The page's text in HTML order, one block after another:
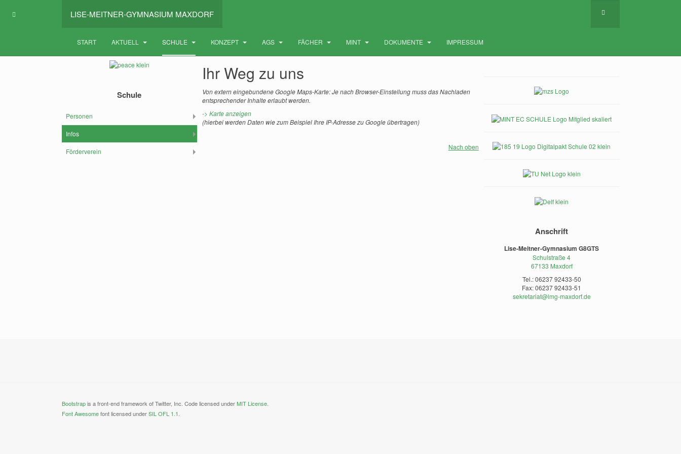
LISE-MEITNER-GYMNASIUM MAXDORF
START AKTUELL SCHULE KONZEPT AGS FÄCHER MINT DOKUMENTE IMPRESSUM
Ihr Weg zu uns
Von extern eingebundene Google Maps-Karte: Je nach Browser-Einstellung muss das Nachladen
entsprechender Inhalte erlaubt werden.
-> Karte anzeigen
(hierbei werden Daten wie zum Beispiel Ihre IP-Adresse zu Google übertragen)
Nach oben
Schule
Personen
Infos
Förderverein
Anschrift
Lise-Meitner-Gymnasium G8GTS
Schulstraße 4
67133 Maxdorf
Tel.: 06237 92433-50
Fax: 06237 92433-51
sekretariat@lmg-maxdorf.de
Bootstrapis a front-end framework of Twitter, Inc. Code licensed underMIT License.
Font Awesomefont licensed underSIL OFL 1.1.